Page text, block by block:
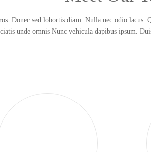
Donec sed lobortis diam. Nulla nec odio lacus.
unde omnis Nunc vehicula dapibus ipsum.